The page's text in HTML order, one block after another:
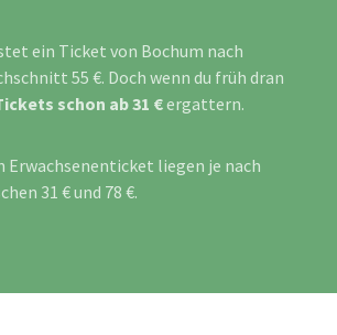
ein Ticket von Bochum nach
55 €. Doch wenn du früh dran
schon ab 31 €ergattern.
Erwachsenenticket liegen je nach
31 € und 78 €.